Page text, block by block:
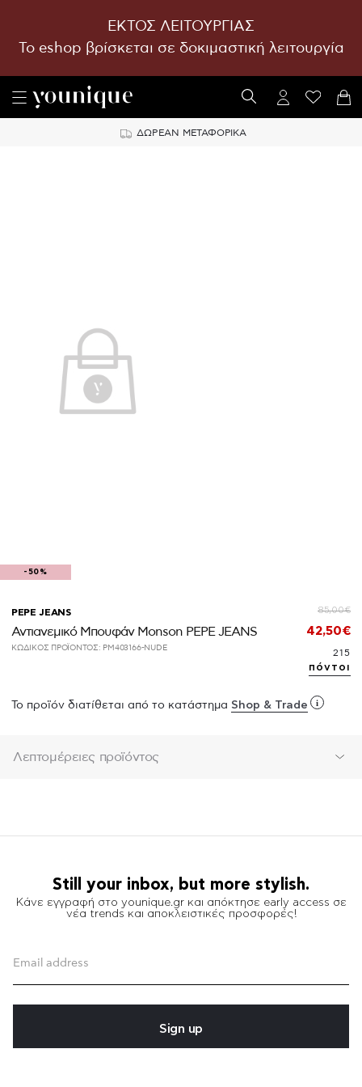
ΕΚΤΟΣ ΛΕΙΤΟΥΡΓΙΑΣ
To eshop βρίσκεται σε δοκιμαστική λειτουργία
ΔΩΡΕΑΝ ΜΕΤΑΦΟΡΙΚΑ
-50%
PEPE JEANS
Αντιανεμικό Μπουφάν Monson PEPE JEANS
ΚΩΔΙΚΟΣ ΠΡΟΪΟΝΤΟΣ: PM403166-NUDE
85,00€
42,50€
215
πόντοι
Το προϊόν διατίθεται από το κατάστημα Shop & Trade i
Λεπτομέρειες προϊόντος
Still your inbox, but more stylish.
Κάνε εγγραφή στο younique.gr και απόκτησε early access σε
νέα trends και αποκλειστικές προσφορές!
Sign up